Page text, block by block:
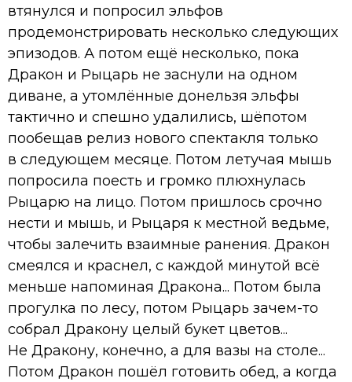
втянулся и попросил эльфов
продемонстрировать несколько следующих
эпизодов. А потом ещё несколько, пока
Дракон и Рыцарь не заснули на одном
диване, а утомлённые донельзя эльфы
тактично и спешно удалились, шёпотом
пообещав релиз нового спектакля только
в следующем месяце. Потом летучая мышь
попросила поесть и громко плюхнулась
Рыцарю на лицо. Потом пришлось срочно
нести и мышь, и Рыцаря к местной ведьме,
чтобы залечить взаимные ранения. Дракон
смеялся и краснел, с каждой минутой всё
меньше напоминая Дракона... Потом была
прогулка по лесу, потом Рыцарь зачем-то
собрал Дракону целый букет цветов...
Не Дракону, конечно, а для вазы на столе...
Потом Дракон пошёл готовить обед, а когда